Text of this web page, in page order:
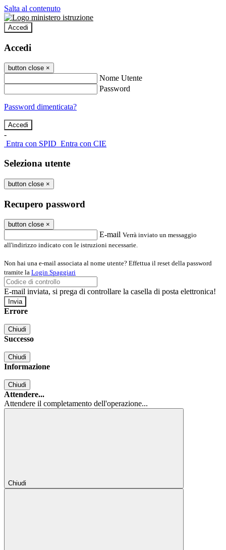
Salta al contenuto
Accedi
Accedi
button close ×
Nome Utente
Password
Password dimenticata?
-
Entra con SPID Entra con CIE
Seleziona utente
button close ×
Recupero password
button close ×
E-mail Verrà inviato un messaggio
all'indirizzo indicato con le istruzioni necessarie.
Non hai una e-mail associata al nome utente? Effettua il reset della password
tramite la Login Spaggiari
E-mail inviata, si prega di controllare la casella di posta elettronica!
Errore
Chiudi
Successo
Chiudi
Informazione
Chiudi
Attendere...
Attendere il completamento dell'operazione...
Chiudi